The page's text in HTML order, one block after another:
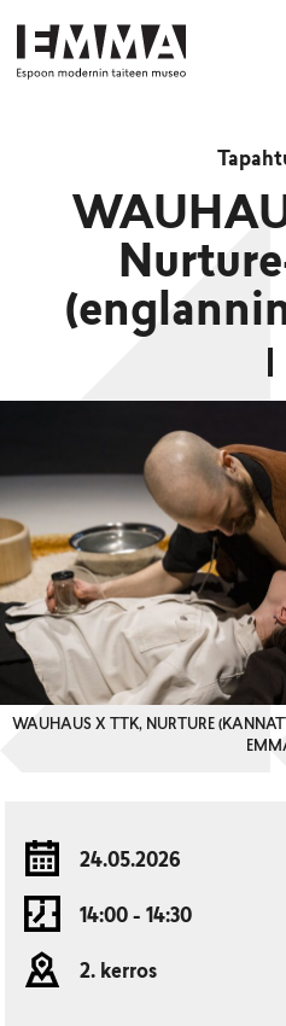
WAUHAUS X TTK, NURTURE
24.05.2026
14:00 - 14:30
2. kerros